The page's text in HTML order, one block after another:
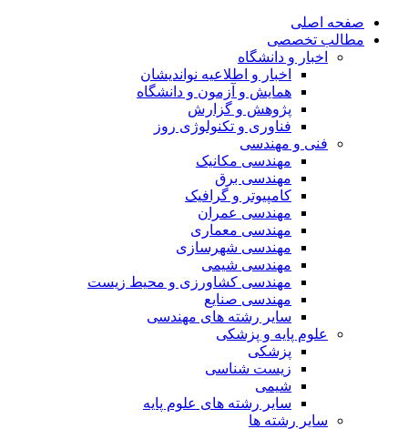
صفحه اصلی
مطالب تخصصی
اخبار و دانشگاه
اخبار و اطلاعیه نواندیشان
همایش و آزمون و دانشگاه
پژوهش و گزارش
فناوری و تکنولوژی روز
فنی و مهندسی
مهندسی مکانیک
مهندسی برق
کامپیوتر و گرافیک
مهندسی عمران
مهندسی معماری
مهندسی شهرسازی
مهندسی شیمی
مهندسی کشاورزی و محیط زیست
مهندسی صنایع
سایر رشته های مهندسی
علوم پایه و پزشکی
پزشکی
زیست شناسی
شیمی
سایر رشته های علوم پایه
سایر رشته ها